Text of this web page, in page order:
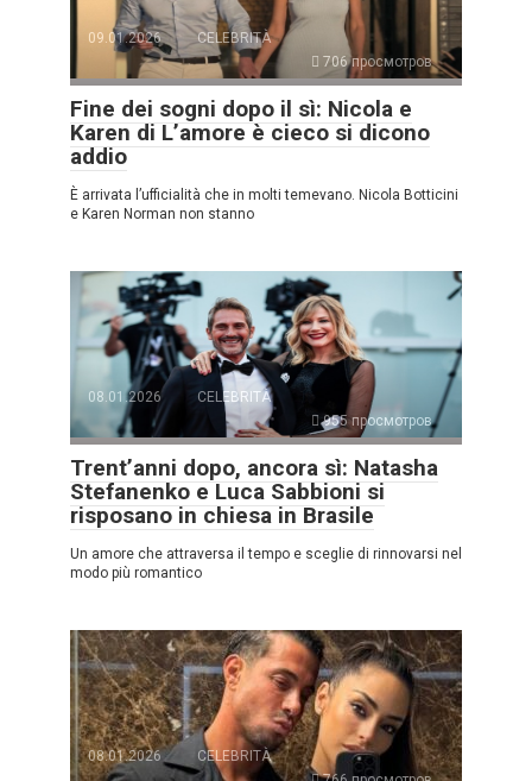
09.01.2026
CELEBRITÀ
706 просмотров
Fine dei sogni dopo il sì: Nicola e
Karen di L’amore è cieco si dicono
addio
È arrivata l’ufficialità che in molti temevano. Nicola Botticini
e Karen Norman non stanno
08.01.2026
CELEBRITÀ
955 просмотров
Trent’anni dopo, ancora sì: Natasha
Stefanenko e Luca Sabbioni si
risposano in chiesa in Brasile
Un amore che attraversa il tempo e sceglie di rinnovarsi nel
modo più romantico
08.01.2026
CELEBRITÀ